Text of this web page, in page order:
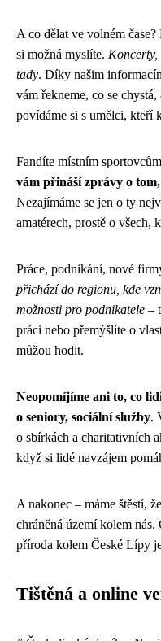
A co dělat ve volném
si možná myslíte. Koncerty,
tady. Díky našim
vám řekneme, co se
povídáme si s umělci, kteří
Fandíte místním
vám přináší zprávy o
Nezajímáme se jen o ty
amatérech, prostě o všech,
Práce, podnikání, nové
přichází do regionu, kde
možnosti pro podnikatele –
práci nebo přemýšlíte o
můžou hodit.
Neopomíjíme ani to, co
o seniory, sociální služby.
o sbírkách a charitativních
když si lidé navzájem
A nakonec – máme štěstí,
chráněná území kolem
příroda kolem České Lípy
Tištěná a online